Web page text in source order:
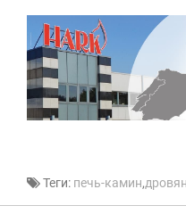
Теги: печь-камин,